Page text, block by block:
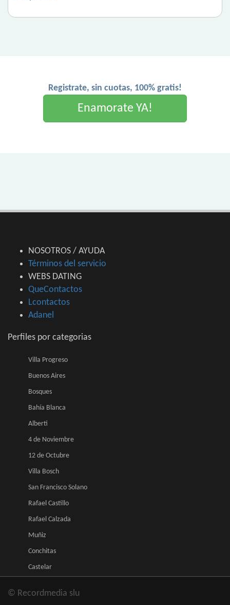
Registrate, sin cuotas, 100% gratis!
Enamorate YA!
NOSOTROS / AYUDA
Términos del servicio
WEBS DATING
QueContactos
Lcontactos
Adanel
Perfiles por categorias
Villa Progreso
Buenos Aires
Bosques
Bahía Blanca
Alberti
4 de Noviembre
12 de Octubre
Villa Bosch
San Francisco Solano
Rafael Castillo
Rafael Calzada
Muñiz
Conchitas
Castelar
© Recordmedia slu